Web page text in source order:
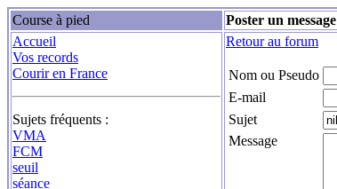
Course à pied
Poster un message
Accueil
Vos records
Courir en France
Sujets fréquents :
VMA
FCM
seuil
séance
Retour au forum
Nom ou Pseudo
E-mail
Sujet
Message